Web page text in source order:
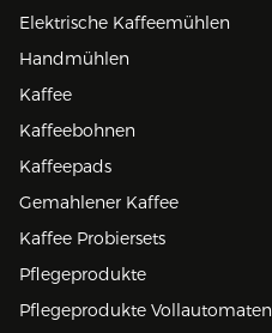
Elektrische Kaffeemühlen
Handmühlen
Kaffee
Kaffeebohnen
Kaffeepads
Gemahlener Kaffee
Kaffee Probiersets
Pflegeprodukte
Pflegeprodukte Vollautomaten